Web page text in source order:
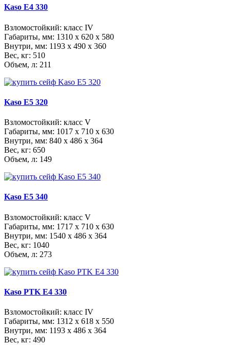
Kaso E4 330
Взломостойкий: класс IV
Габариты, мм: 1310 x 620 x 580
Внутри, мм: 1193 x 490 x 360
Вес, кг: 510
Объем, л: 211
Kaso E5 320
Взломостойкий: класс V
Габариты, мм: 1017 x 710 x 630
Внутри, мм: 840 x 486 x 364
Вес, кг: 650
Объем, л: 149
Kaso E5 340
Взломостойкий: класс V
Габариты, мм: 1717 x 710 x 630
Внутри, мм: 1540 x 486 x 364
Вес, кг: 1040
Объем, л: 273
Kaso PTK E4 330
Взломостойкий: класс IV
Габариты, мм: 1312 x 618 x 550
Внутри, мм: 1193 x 486 x 364
Вес, кг: 490